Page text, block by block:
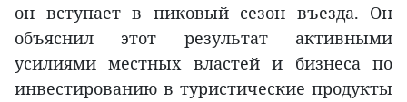
он вступает в пиковый сезон въезда. Он
объяснил этот результат активными
усилиями местных властей и бизнеса по
инвестированию в туристические продукты